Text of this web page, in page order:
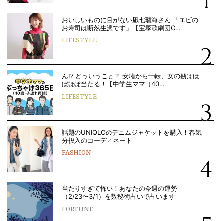
おいしいものに目がない凪七瑠海さん 「エビの
お寿司は断然生派です」【宝塚歌劇団O…
LIFESTYLE
ん!? どういうこと？ 安堵から一転、女の勘はほ
ぼほぼ当たる！【中学生ママ（40…
LIFESTYLE
話題のUNIQLOのデニムジャケットを購入！春気
分投入のコーディネート
FASHION
当たりすぎて怖い！あなたの今週の運勢
（2/23〜3/1）を数秘術占いで占います
FORTUNE